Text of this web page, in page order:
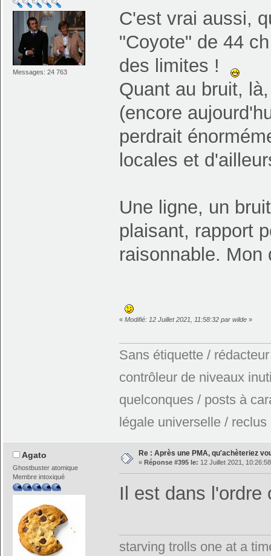
Messages: 24 763
C'est vrai aussi,
"Coyote" de 44
des limites !
Quant au bruit,
(encore
perdrait
locales et
Une ligne, un
plaisant, rapport
raisonnable. Mon
« Modifié: 12 Juillet 2021, 11:58:32 par wilde»
Sans étiquette /
contrôleur de niveaux
quelconques / posts à
légale universelle / reclus
Agato
Ghostbuster atomique
Membre intoxiqué
Re : Après une PMA, qu'achèteriez
« Réponse #395 le: 12 Juillet 2021,
Il est dans
starving trolls one at a